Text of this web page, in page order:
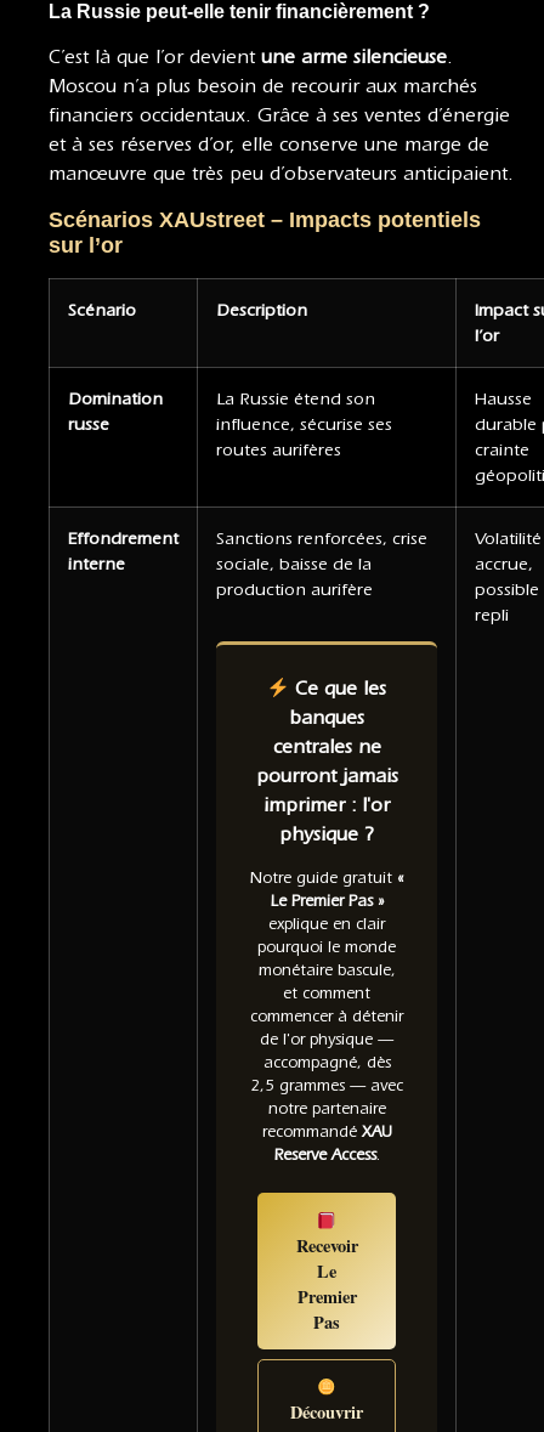
La Russie peut-elle tenir financièrement ?
C’est là que l’or devient une arme silencieuse.
Moscou n’a plus besoin de recourir aux marchés
financiers occidentaux. Grâce à ses ventes d’énergie
et à ses réserves d’or, elle conserve une marge de
manœuvre que très peu d’observateurs anticipaient.
Scénarios XAUstreet – Impacts potentiels
sur l’or
Scénario Description
Impact
l’or
Domination
russe
La Russie étend son
influence, sécurise ses
routes aurifères
Hausse
durable
crainte
Effondrement
interne
Sanctions renforcées, crise
sociale, baisse de la
production aurifère
Ce que les
banques
centrales ne
pourront jamais
imprimer : l'or
physique ?
Notre guide gratuit «
Le Premier Pas »
explique en clair
pourquoi le monde
monétaire bascule,
et comment
commencer à détenir
de l'or physique —
accompagné, dès
2,5 grammes — avec
notre partenaire
recommandéXAU
Reserve Access.
Recevoir
Le
Premier
Pas
Découvrir
Volatilité
accrue,
possible
repli